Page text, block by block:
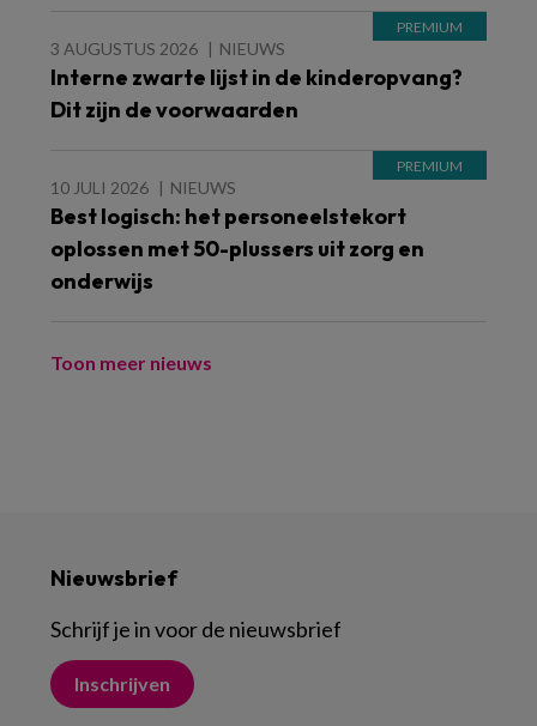
3 AUGUSTUS 2026 NIEUWS
Interne zwarte lijst in de kinderopvang?
Dit zijn de voorwaarden
10 JULI 2026 NIEUWS
Best logisch: het personeelstekort
oplossen met 50-plussers uit zorg en
onderwijs
Toon meer nieuws
Nieuwsbrief
Schrijf je in voor de nieuwsbrief
Inschrijven